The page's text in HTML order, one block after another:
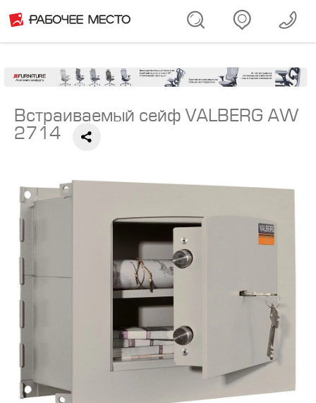
Встраиваемый сейф VALBERG AW
2714